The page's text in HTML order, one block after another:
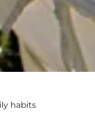
habits